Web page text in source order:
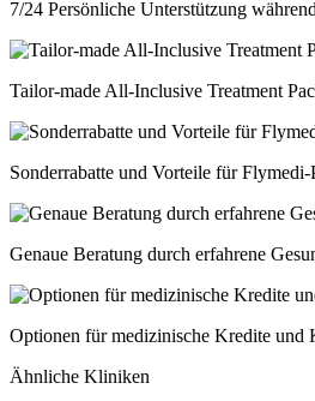
7/24 Persönliche Unterstützung
Tailor-made All-Inclusive Treatment
Sonderrabatte und Vorteile für Flymedi-
Genaue Beratung durch erfahrene
Optionen für medizinische Kredite und
Ähnliche Kliniken